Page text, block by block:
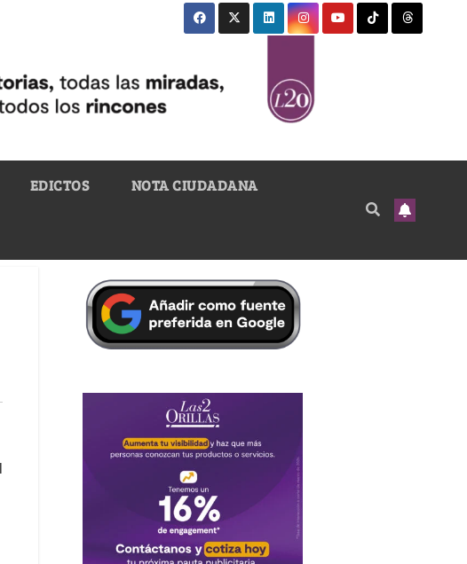
EDICTOS NOTA CIUDADANA